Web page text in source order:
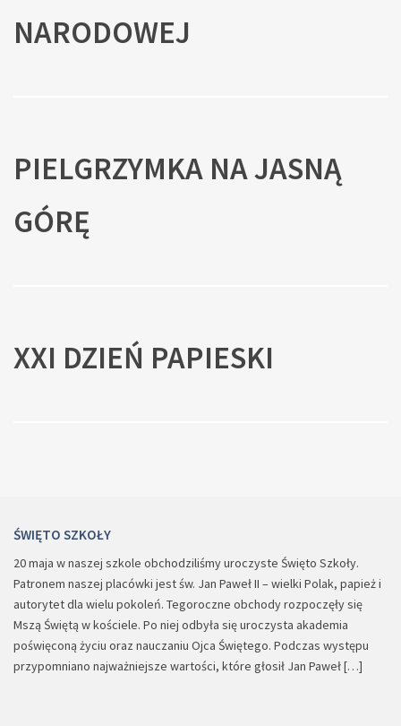
NARODOWEJ
PIELGRZYMKA NA JASNĄ
GÓRĘ
XXI DZIEŃ PAPIESKI
ŚWIĘTO SZKOŁY
20 maja w naszej szkole obchodziliśmy uroczyste Święto Szkoły.
Patronem naszej placówki jest św. Jan Paweł II – wielki Polak, papież i
autorytet dla wielu pokoleń. Tegoroczne obchody rozpoczęły się
Mszą Świętą w kościele. Po niej odbyła się uroczysta akademia
poświęconą życiu oraz nauczaniu Ojca Świętego. Podczas występu
przypomniano najważniejsze wartości, które głosił Jan Paweł […]